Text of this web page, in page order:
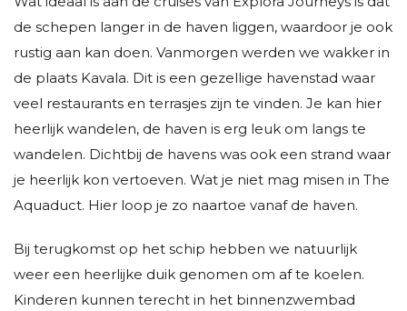
de schepen langer in de haven liggen, waardoor je ook
rustig aan kan doen. Vanmorgen werden we wakker in
de plaats Kavala. Dit is een gezellige havenstad waar
veel restaurants en terrasjes zijn te vinden. Je kan hier
heerlijk wandelen, de haven is erg leuk om langs te
wandelen. Dichtbij de havens was ook een strand waar
je heerlijk kon vertoeven. Wat je niet mag misen in The
Aquaduct. Hier loop je zo naartoe vanaf de haven.
Bij terugkomst op het schip hebben we natuurlijk
weer een heerlijke duik genomen om af te koelen.
Kinderen kunnen terecht in het binnenzwembad